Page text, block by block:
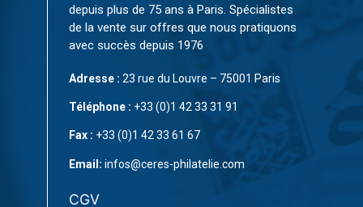
depuis plus de 75 ans à Paris. Spécialistes
de la vente sur offres que nous pratiquons
avec succès depuis 1976
Adresse : 23 rue du Louvre – 75001 Paris
Téléphone : +33 (0)1 42 33 31 91
Fax : +33 (0)1 42 33 61 67
Email: infos@ceres-philatelie.com
CGV